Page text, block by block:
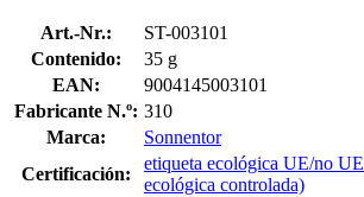
Art.-Nr.:
ST-003101
Contenido:
35 g
EAN:
9004145003101
Fabricante N.º: 310
Marca:
Sonnentor
Certificación:
etiqueta ecológica UE/no UE
ecológica controlada)